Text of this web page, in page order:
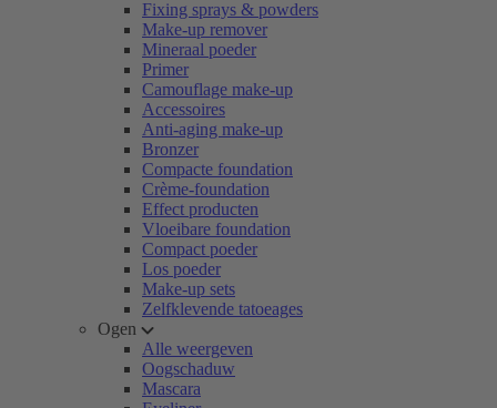
Fixing sprays & powders
Make-up remover
Mineraal poeder
Primer
Camouflage make-up
Accessoires
Anti-aging make-up
Bronzer
Compacte foundation
Crème-foundation
Effect producten
Vloeibare foundation
Compact poeder
Los poeder
Make-up sets
Zelfklevende tatoeages
Ogen
Alle weergeven
Oogschaduw
Mascara